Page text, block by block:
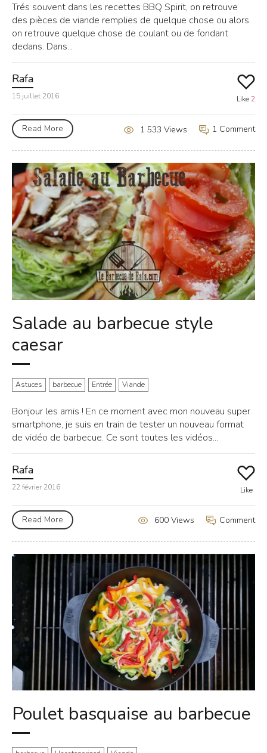
Trés souvent dans les recettes BBQ Spirit, on retrouve
des pièces de viande remplies de quelque chose ou alors
on retrouve quelque chose de coulant ou de fondant
dedans. Dans...
Rafa
15 juillet 2016 Like2
Read More 1 Comment
1 533 Views
Salade au barbecue style
caesar
Astuces barbecue Entrée Viande
Bonjour les amis ! En ce moment avec mon nouveau super
smartphone, je suis en train de tester un nouveau format
de vidéo de barbecue. Ce sont toutes les vidéos...
Rafa
22 février 2016 Like
Read More Comment
600 Views
Poulet basquaise au barbecue